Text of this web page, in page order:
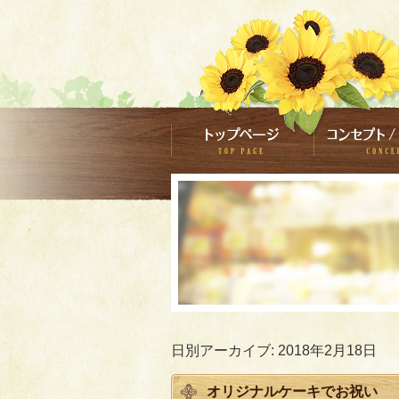
日別アーカイブ: 2018年2月18日
オリジナルケーキでお祝い